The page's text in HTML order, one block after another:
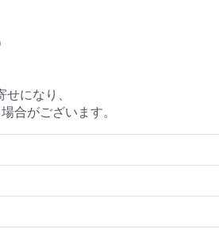
になり、
合がございます。